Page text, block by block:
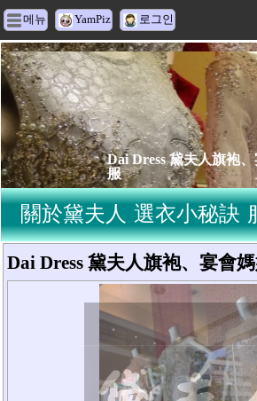
메뉴 YamPiz 로그인
Dai Dress 黛夫人旗袍
服
關於黛夫人 選衣小秘訣
Dai Dress 黛夫人旗袍、宴會